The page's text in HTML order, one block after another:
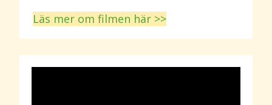
Läs mer om filmen här >>